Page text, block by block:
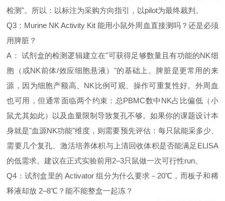
检测"。所以：以标注为采购方向指引，以pilot为最终裁判。
Q3：Murine NK Activity Kit 能用小鼠外周血直接测吗？还是必须
用脾脏？
A： 试剂盒的检测逻辑建立在"可获得足够数量且有功能的NK细
胞（或NK前体/效应细胞悬液）"的基础上。脾脏是更常用的来
源，因为细胞产额高、NK比例可观、操作可重复性好。外周血
也可用，但通常面临两个约束：总PBMC数中NK占比偏低（小
鼠尤其如此）以及血量限制导致复孔不够。如果你的课题设计本
身就是"血源NK功能"维度，则需要预先评估：每只鼠能采多少、
需要几个复孔、激活培养体积与上清回收体积是否能满足ELISA
的低需求。建议在正式实验前用2–3只鼠做一次可行性run。
Q4：试剂盒里的 Activator 组分为什么要求－20℃，而板子和稀
释液却放 2–8℃？能不能整盒一起冻？